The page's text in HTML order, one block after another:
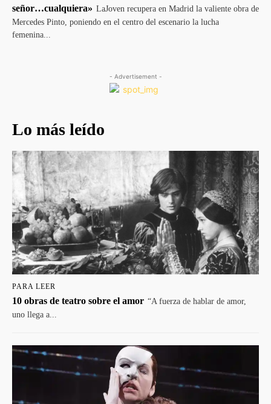
señor…cualquiera» LaJoven recupera en Madrid la valiente obra de
Mercedes Pinto, poniendo en el centro del escenario la lucha
femenina...
- Advertisement -
Lo más leído
PARA LEER
10 obras de teatro sobre el amor “A fuerza de hablar de amor,
uno llega a...